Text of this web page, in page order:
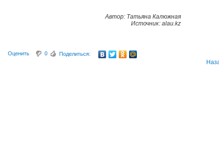
Автор: Татьяна Калюжная
Источник: alau.kz
Оценить 0 Поделиться: